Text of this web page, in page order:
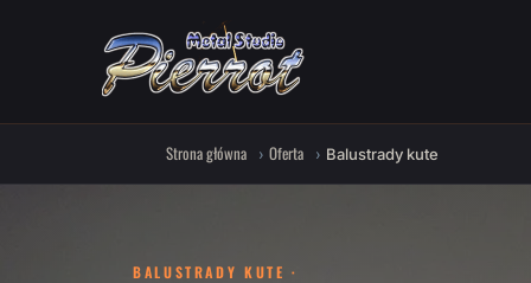
Strona główna Oferta Balustrady kute
BALUSTRADY KUTE ·